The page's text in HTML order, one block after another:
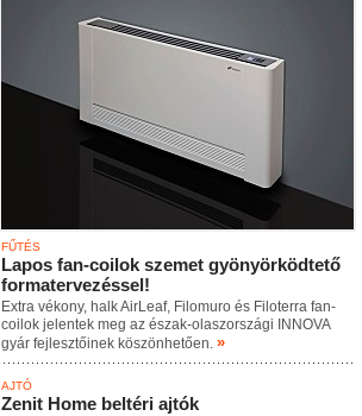
FŰTÉS
Lapos fan-coilok szemet gyönyörködtető
formatervezéssel!
Extra vékony, halk AirLeaf, Filomuro és Filoterra fan-
coilok jelentek meg az észak-olaszországi INNOVA
gyár fejlesztőinek köszönhetően. »
AJTÓ
Zenit Home beltéri ajtók